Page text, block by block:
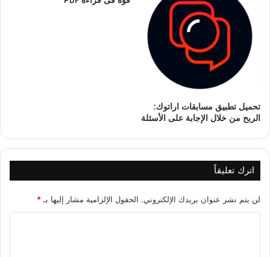
تحميل تطبيق مسابقات اراتوك:
الربح من خلال الإجابة على الأسئلة
اترك تعليقاً
لن يتم نشر عنوان بريدك الإلكتروني. الحقول الإلزامية مشار إليها بـ *